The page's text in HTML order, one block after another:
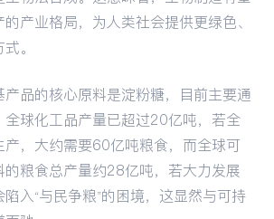
产业格局，为人类社会提供更绿色、
。
品的核心原料是淀粉糖，目前主要通
全球化工品产量已超过20亿吨，若全
产，大约需要60亿吨粮食，而全球可
的粮食总产量约28亿吨，若大力发展
入“与民争粮”的困境，这显然与可持